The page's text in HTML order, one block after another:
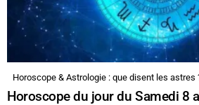
Horoscope & Astrologie : que disent les astres
Horoscope du jour du Samedi 8